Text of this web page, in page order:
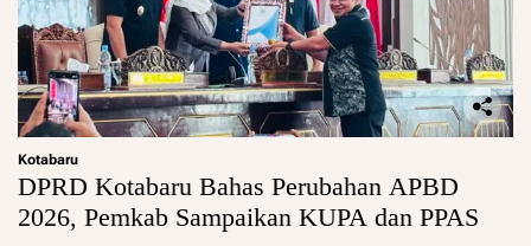
Kotabaru
DPRD Kotabaru Bahas Perubahan APBD
2026, Pemkab Sampaikan KUPA dan PPAS